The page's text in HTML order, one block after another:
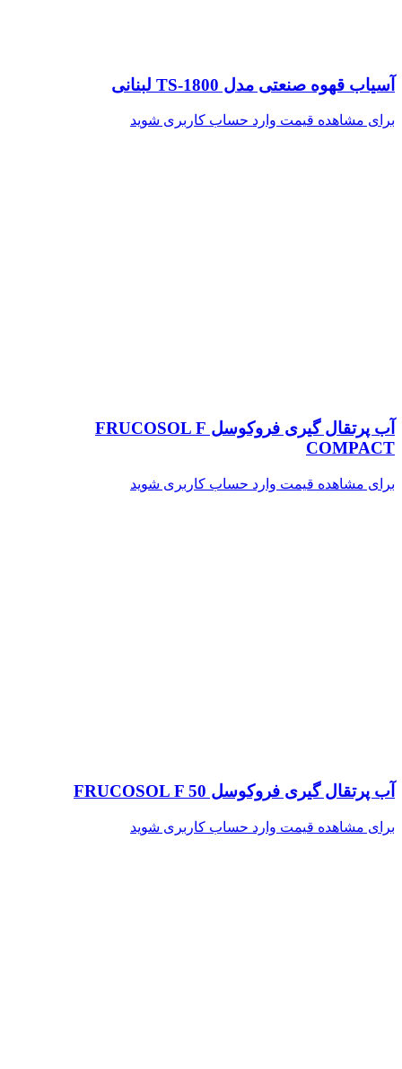
آسیاب قهوه صنعتی مدل TS-1800 لبنانی
برای مشاهده قیمت وارد حساب کاربری شوید
آب پرتقال گیری فروکوسل FRUCOSOL F
COMPACT
برای مشاهده قیمت وارد حساب کاربری شوید
آب پرتقال گیری فروکوسل FRUCOSOL F 50
برای مشاهده قیمت وارد حساب کاربری شوید